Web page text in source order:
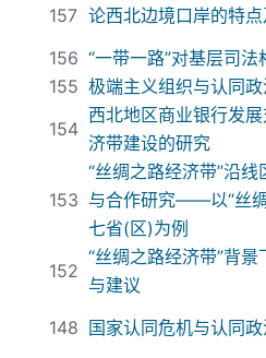
157 论西北边境口岸的特
156 “一带一路”对基层司法
155 极端主义组织与认同
154
西北地区商业银行发
济带建设的研究
153
“丝绸之路经济带”沿
与合作研究——以“丝
七省(区)为例
152
“丝绸之路经济带”背
与建议
148 国家认同危机与认同